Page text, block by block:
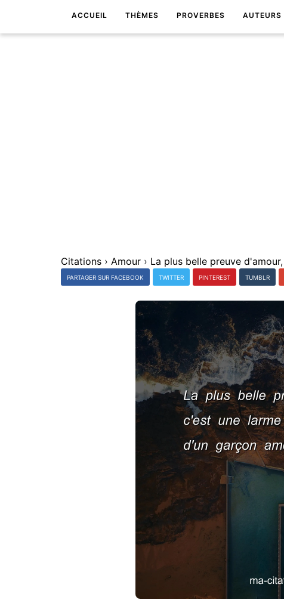
ACCUEIL THÈMES PROVERBES AUTEURS
Citations › Amour ›
PARTAGER SUR FACEBOOK TWITTER PINTEREST TUMBLR